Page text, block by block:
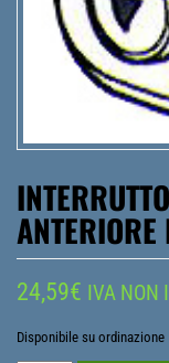
ANTERIORE
24,59€ IVA NON
Disponibile su ordinazione